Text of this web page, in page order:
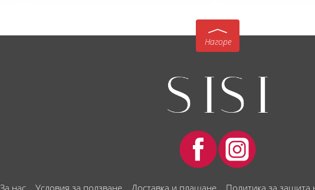
Нагоре
За нас Условия за ползване Доставка и плащане Политика за защита